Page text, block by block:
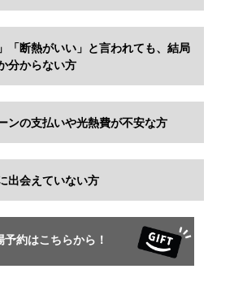
「断熱がいい」と言われても、結局
分からない方
ンの支払いや光熱費が不安な方
出会えていない方
予約はこちらから！